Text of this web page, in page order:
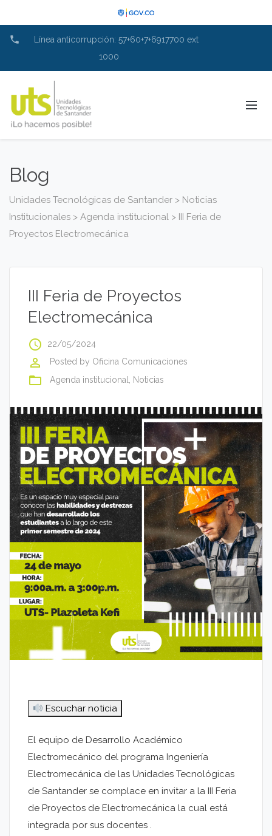
phone
Línea anticorrupción: 57+60+7+6917700 ext
1000
Blog
Unidades Tecnológicas de Santander > Noticias
Institucionales > Agenda institucional > III Feria de
Proyectos Electromecánica
III Feria de Proyectos
Electromecánica
access_time 22/05/2024
perm_identity Posted by Oficina Comunicaciones
folder_open Agenda institucional Noticias
Escuchar noticia
El equipo de Desarrollo Académico
Electromecánico del programa Ingeniería
Electromecánica de las Unidades Tecnológicas
de Santander se complace en invitar a la III Feria
de Proyectos de Electromecánica la cual está
integrada por sus docentes .